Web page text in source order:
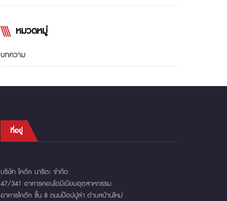
หมวดหมู่
บทความ
ที่อยู่
บริษัท ไคตัค นาริตะ จำกัด
47/341 อาคารคอนโดมิเนียมอุตสาหกรรม
อาคารไคตัค ชั้น 8 ถนนป๊อปปูล่า ตำบลบ้านใหม่